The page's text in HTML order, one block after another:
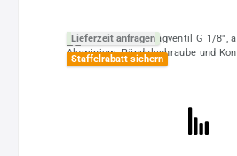
Lieferzeit anfragen
Staffelrabatt sichern